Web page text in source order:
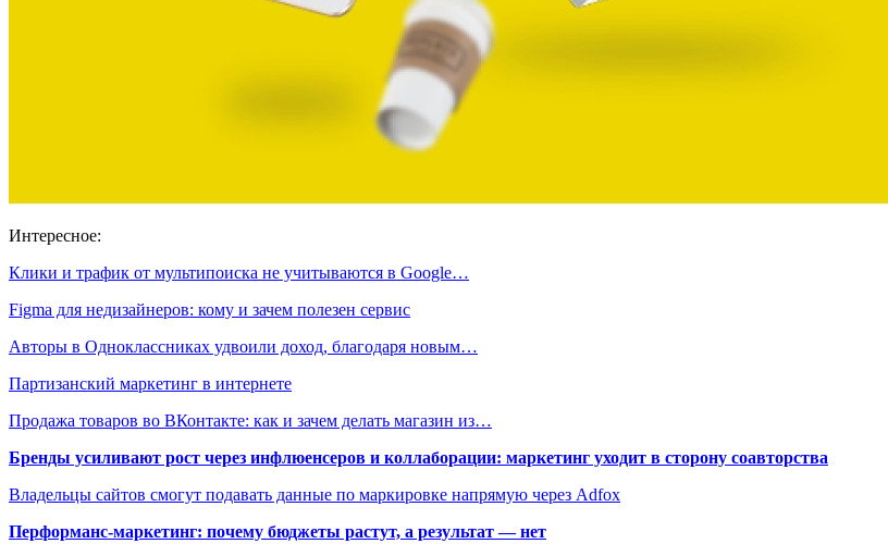
Интересное:
Клики и трафик от мультипоиска не учитываются в Google…
Figma для недизайнеров: кому и зачем полезен сервис
Авторы в Одноклассниках удвоили доход, благодаря новым…
Партизанский маркетинг в интернете
Продажа товаров во ВКонтакте: как и зачем делать магазин из…
Бренды усиливают рост через инфлюенсеров и коллаборации: маркетинг уходит в сторону соавторства
Владельцы сайтов смогут подавать данные по маркировке напрямую через Adfox
Перформанс-маркетинг: почему бюджеты растут, а результат — нет